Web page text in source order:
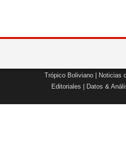
Trópico Boliviano Noticias
Editoriales
Datos &